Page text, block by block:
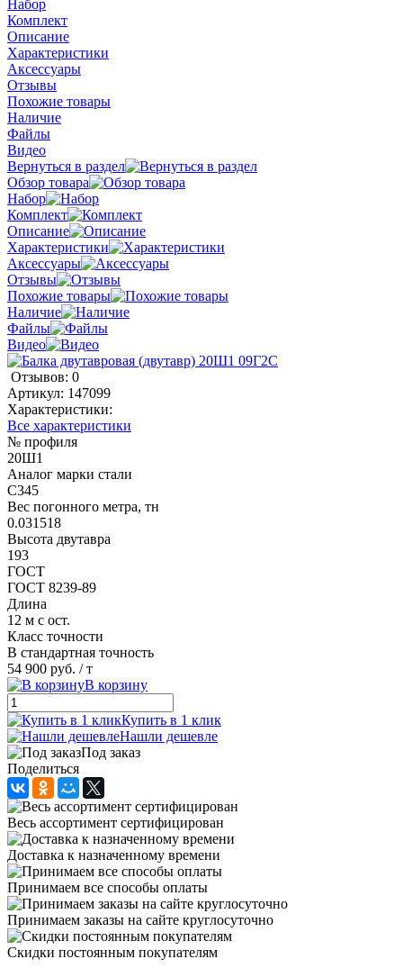
Набор
Комплект
Описание
Характеристики
Аксессуары
Отзывы
Похожие товары
Наличие
Файлы
Видео
Вернуться в раздел
Обзор товара
Набор
Комплект
Описание
Характеристики
Аксессуары
Отзывы
Похожие товары
Наличие
Файлы
Видео
Отзывов: 0
Артикул: 147099
Характеристики:
Все характеристики
№ профиля
20Ш1
Аналог марки стали
С345
Вес погонного метра, тн
0.031518
Высота двутавра
193
ГОСТ
ГОСТ 8239-89
Длина
12 м с ост.
Класс точности
В стандартная точность
54 900 руб. / т
В корзину
Купить в 1 клик
Нашли дешевле
Под заказ
Поделиться
Весь ассортимент сертифицирован
Доставка к назначенному времени
Принимаем все способы оплаты
Принимаем заказы на сайте круглосуточно
Скидки постоянным покупателям